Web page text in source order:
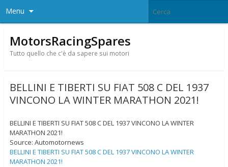
Menu
MotorsRacingSpares
Tutto quello che c'è da sapere sui motori
BELLINI E TIBERTI SU FIAT 508 C DEL 1937
VINCONO LA WINTER MARATHON 2021!
BELLINI E TIBERTI SU FIAT 508 C DEL 1937 VINCONO LA WINTER
MARATHON 2021!
Source: Automotornews
BELLINI E TIBERTI SU FIAT 508 C DEL 1937 VINCONO LA WINTER
MARATHON 2021!